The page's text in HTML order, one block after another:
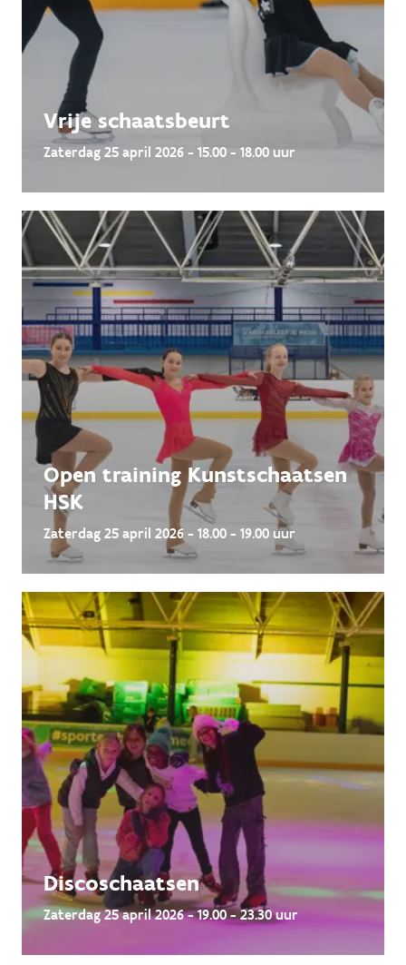
Vrije schaatsbeurt
Zaterdag 25 april 2026 - 15.00 - 18.00 uur
Open training Kunstschaatsen
HSK
Zaterdag 25 april 2026 - 18.00 - 19.00 uur
Discoschaatsen
Zaterdag 25 april 2026 - 19.00 - 23.30 uur